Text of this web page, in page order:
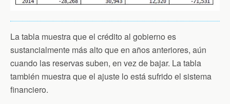
La tabla muestra que el crédito al gobierno es
sustancialmente más alto que en años anteriores, aún
cuando las reservas suben, en vez de bajar. La tabla
también muestra que el ajuste lo está sufrido el sistema
financiero.